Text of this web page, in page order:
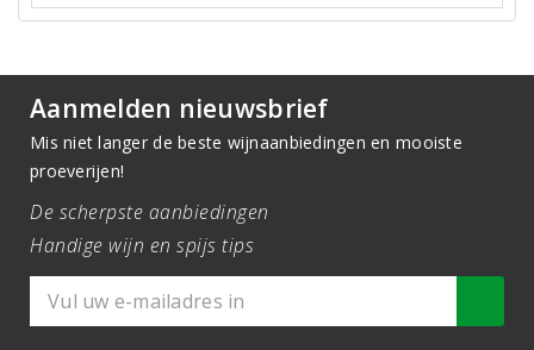
Aanmelden nieuwsbrief
Mis niet langer de beste wijnaanbiedingen en mooiste
proeverijen!
De scherpste aanbiedingen
Handige wijn en spijs tips